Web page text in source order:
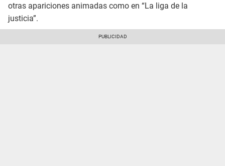
otras apariciones animadas como en “La liga de la
justicia”.